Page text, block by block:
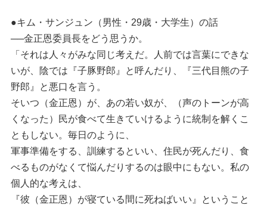
●キム・サンジュン（男性・29歳・大学生）の話
──金正恩委員長をどう思うか。
「それは人々がみな同じ考えだ。人前では言葉にできな
いが、陰では『子豚野郎』と呼んだり、『三代目熊の子
野郎』と悪口を言う。
そいつ（金正恩）が、あの若い奴が、（声のトーンが高
くなった）民が食べて生きていけるように統制を解くこ
ともしない。毎日のように、
軍事準備をする、訓練するといい、住民が死んだり、食
べるものがなくて悩んだりするのは眼中にもない。私の
個人的な考えは、
『彼（金正恩）が寝ている間に死ねばいい』ということ